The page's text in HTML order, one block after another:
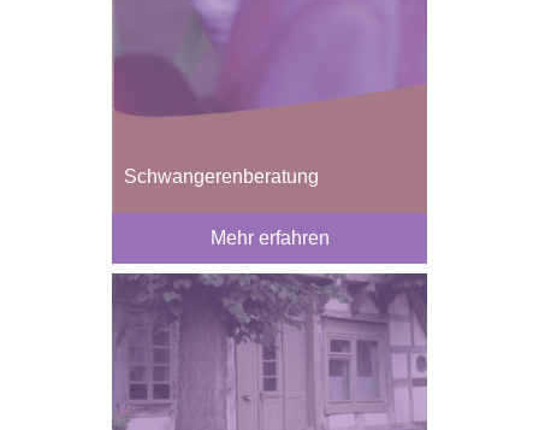
Schwangerenberatung
Mehr erfahren